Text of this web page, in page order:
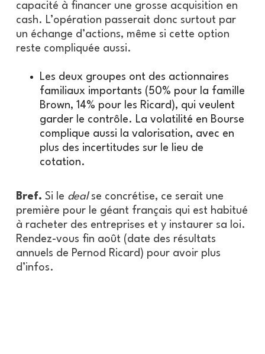
capacité à financer une grosse acquisition en
cash. L’opération passerait donc surtout par
un échange d’actions, même si cette option
reste compliquée aussi.
Les deux groupes ont des actionnaires
familiaux importants (50% pour la famille
Brown, 14% pour les Ricard), qui veulent
garder le contrôle. La volatilité en Bourse
complique aussi la valorisation, avec en
plus des incertitudes sur le lieu de
cotation.
Bref. Si le dealse concrétise, ce serait une
première pour le géant français qui est habitué
à racheter des entreprises et y instaurer sa loi.
Rendez-vous fin août (date des résultats
annuels de Pernod Ricard) pour avoir plus
d’infos.